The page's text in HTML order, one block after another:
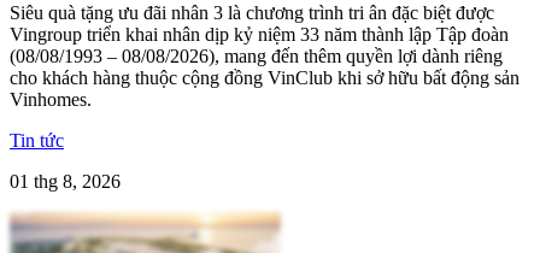
Siêu quà tặng ưu đãi nhân 3 là chương trình tri ân đặc biệt được
Vingroup triển khai nhân dịp kỷ niệm 33 năm thành lập Tập đoàn
(08/08/1993 – 08/08/2026), mang đến thêm quyền lợi dành riêng
cho khách hàng thuộc cộng đồng VinClub khi sở hữu bất động sản
Vinhomes.
Tin tức
01 thg 8, 2026